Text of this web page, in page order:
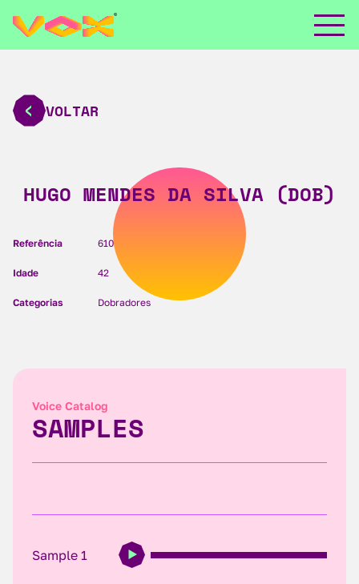
VOLTAR
HUGO MENDES DA SILVA (DOB)
Referência 610
Idade 42
Categorias Dobradores
Voice Catalog
SAMPLES
Sample 1